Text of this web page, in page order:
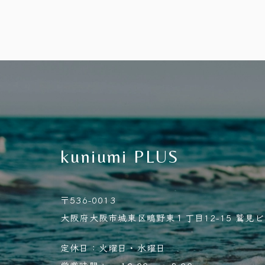
kuniumi PLUS
〒536-0013
大阪府大阪市城東区鴫野東１丁目12-15 鷲見
定休日：火曜日・水曜日